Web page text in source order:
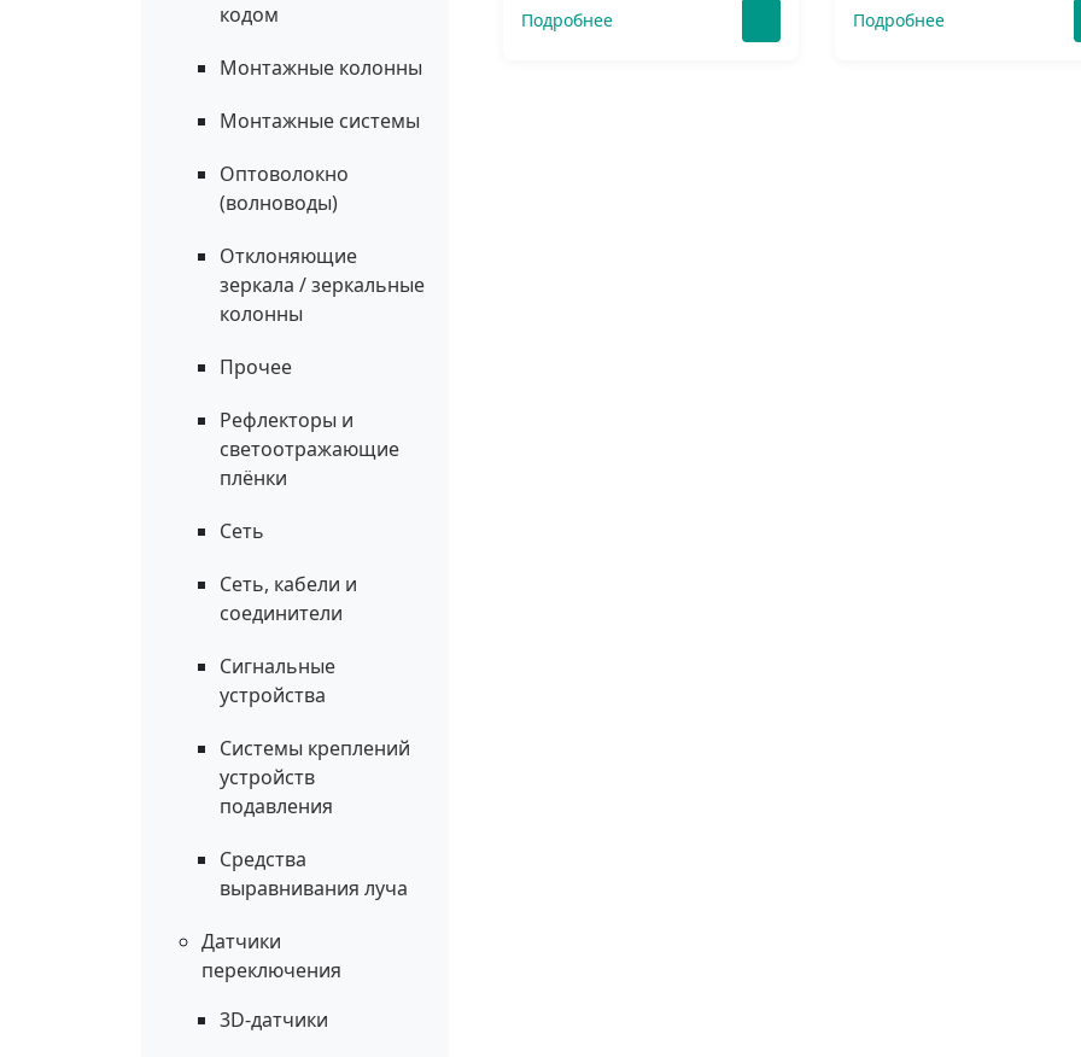
кодом
Монтажные колонны
Монтажные системы
Оптоволокно
(волноводы)
Отклоняющие
зеркала / зеркальные
колонны
Прочее
Рефлекторы и
светоотражающие
плёнки
Сеть
Сеть, кабели и
соединители
Сигнальные
устройства
Системы креплений
устройств
подавления
Средства
выравнивания луча
Датчики
переключения
3D-датчики
Подробнее Подробнее